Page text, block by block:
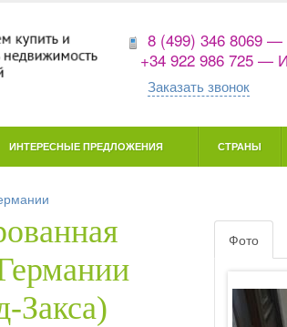
8 (499) 346 8069 —
+34 922 986 725 —
Заказать звонок
ИНТЕРЕСНЫЕ ПРЕДЛОЖЕНИЯ СТРАНЫ
Закса)
Фото